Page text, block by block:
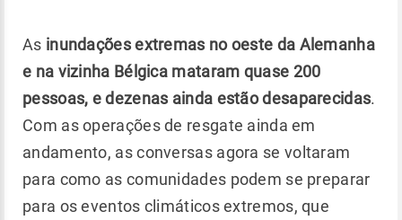
As inundações extremas no oeste da Alemanha
e na vizinha Bélgica mataram quase 200
pessoas, e dezenas ainda estão desaparecidas.
Com as operações de resgate ainda em
andamento, as conversas agora se voltaram
para como as comunidades podem se preparar
para os eventos climáticos extremos, que